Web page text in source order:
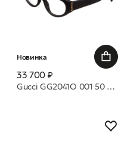
Новинка
33 700 ₽
Gucci GG2041O 001 50 оправа